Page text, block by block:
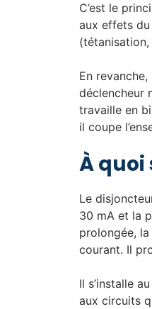
C’est le
aux effets
En
déclencheur
travaille en
il coupe
À quoi
Le
30 mA et la
prolongée,
courant. Il
Il s’installe
aux circuits